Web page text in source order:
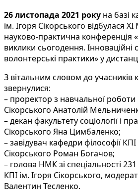
26 листопада 2021 року на базі
ім. Ігоря Сікорського відбулася
науково-практична конференція
виклики сьогодення. Інноваційні
волонтерські практики» у
З вітальним словом до учасників
звернулися:
– проректор з навчальної роботи
Сікорського Анатолій
– декан факультету соціології і
Сікорського Яна Цимбаленко;
– завідувач кафедри філософії КПІ
Сікорського Роман Богачов;
– голова НМК зі спеціальності
КПІ ім. Ігоря Сікорського,
Валентин Тесленко.